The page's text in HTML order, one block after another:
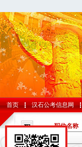
首页 汉石公考信息网
职位名称